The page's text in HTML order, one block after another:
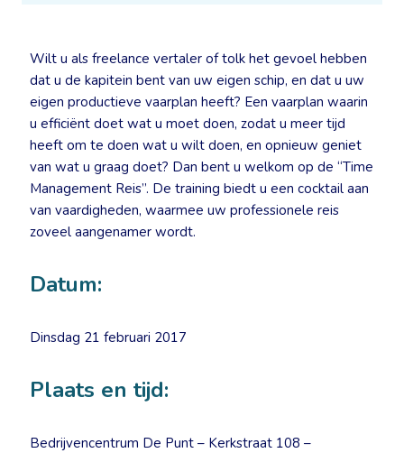
Wilt u als freelance vertaler of tolk het gevoel hebben
dat u de kapitein bent van uw eigen schip, en dat u uw
eigen productieve vaarplan heeft? Een vaarplan waarin
u efficiënt doet wat u moet doen, zodat u meer tijd
heeft om te doen wat u wilt doen, en opnieuw geniet
van wat u graag doet? Dan bent u welkom op de “Time
Management Reis”. De training biedt u een cocktail aan
van vaardigheden, waarmee uw professionele reis
zoveel aangenamer wordt.
Datum:
Dinsdag 21 februari 2017
Plaats en tijd:
Bedrijvencentrum De Punt – Kerkstraat 108 –